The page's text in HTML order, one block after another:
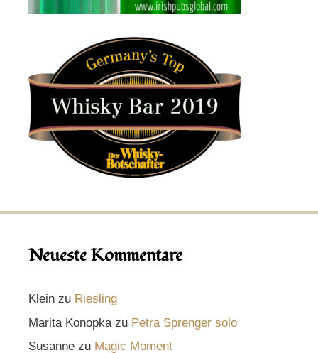
Neueste Kommentare
Klein zu Riesling
Marita Konopka zu Petra Sprenger solo
Susanne zu Magic Moment